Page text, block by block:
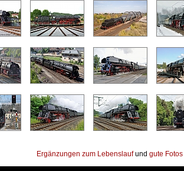
Ergänzungen zum Lebenslaufund gute Fotos